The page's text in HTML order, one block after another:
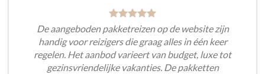
De aangeboden pakketreizen op de website zijn
handig voor reizigers die graag alles in één keer
regelen. Het aanbod varieert van budget, luxe tot
gezinsvriendelijke vakanties. De pakketten